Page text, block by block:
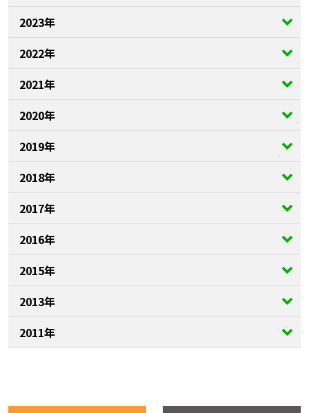
2023年
2022年
2021年
2020年
2019年
2018年
2017年
2016年
2015年
2013年
2011年